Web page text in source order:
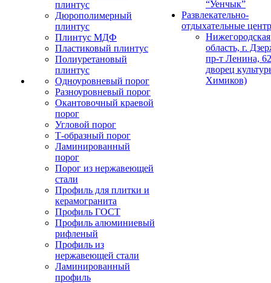
плинтус
Дюрополимерный
плинтус
Плинтус МДФ
Пластиковый плинтус
Полиуретановый
плинтус
Одноуровневый порог
Разноуровневый порог
Окантовочный краевой
порог
Угловой порог
Т-образный порог
Ламинированный
порог
Порог из нержавеющей
стали
Профиль для плитки и
керамогранита
Профиль ГОСТ
Профиль алюминиевый
рифленый
Профиль из
нержавеющей стали
Ламинированный
профиль
“Уенчык”
Развлекательно-
отдыхательные
Нижегородская
область, г.
пр-т Ленина,
дворец
Химиков)